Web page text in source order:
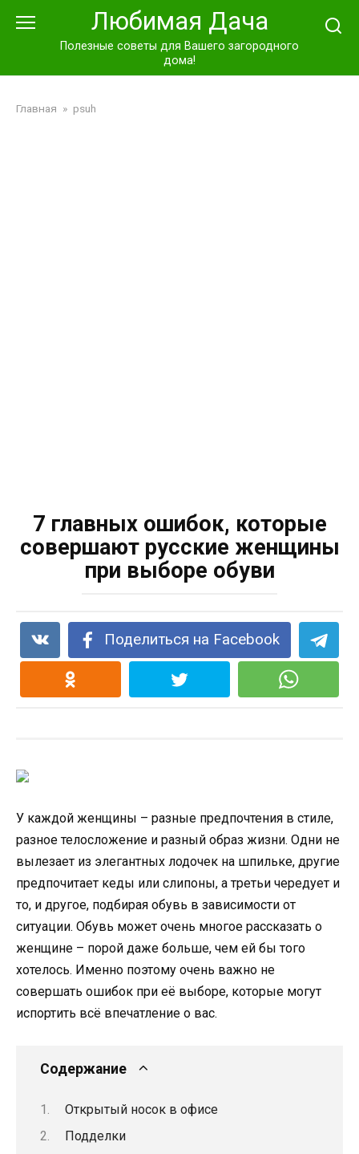
Любимая Дача
Полезные советы для Вашего загородного
дома!
Главная » psuh
7 главных ошибок, которые
совершают русские женщины
при выборе обуви
Поделиться на Facebook
У каждой женщины – разные предпочтения в стиле,
разное телосложение и разный образ жизни. Одни не
вылезает из элегантных лодочек на шпильке, другие
предпочитает кеды или слипоны, а третьи чередует и
то, и другое, подбирая обувь в зависимости от
ситуации. Обувь может очень многое рассказать о
женщине – порой даже больше, чем ей бы того
хотелось. Именно поэтому очень важно не
совершать ошибок при её выборе, которые могут
испортить всё впечатление о вас.
Содержание
Открытый носок в офисе
Подделки